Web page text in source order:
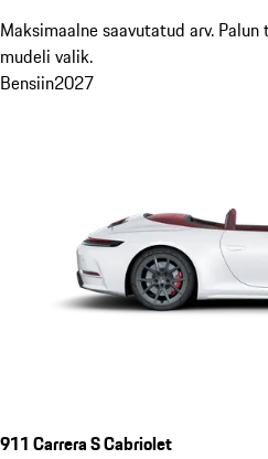
Maksimaalne saavutatud arv.
mudeli valik.
Bensiin2027
911 Carrera S Cabriolet